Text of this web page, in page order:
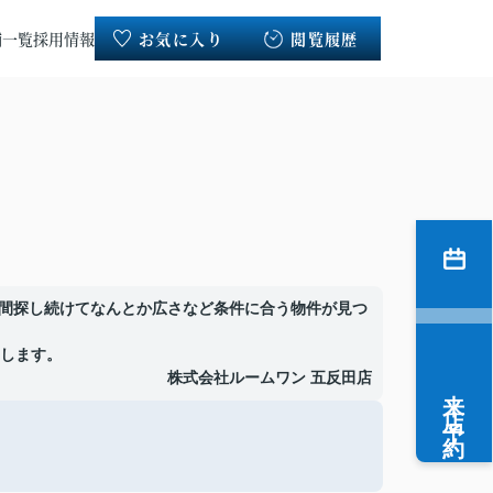
覧採用情報 お気に入り 閲覧履歴
探し続けてなんとか広さなど条件に合う物件が見つ
ます。
株式会社ルームワン 五反田店
来店予約